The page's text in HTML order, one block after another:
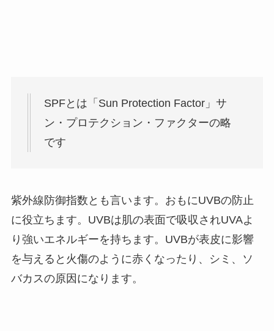
SPFとは「Sun Protection Factor」サ
ン・プロテクション・ファクターの略
です
紫外線防御指数とも言います。おもにUVBの防止
に役立ちます。UVBは肌の表面で吸収されUVAよ
り強いエネルギーを持ちます。UVBが表皮に影響
を与えると火傷のように赤くなったり、シミ、ソ
バカスの原因になります。